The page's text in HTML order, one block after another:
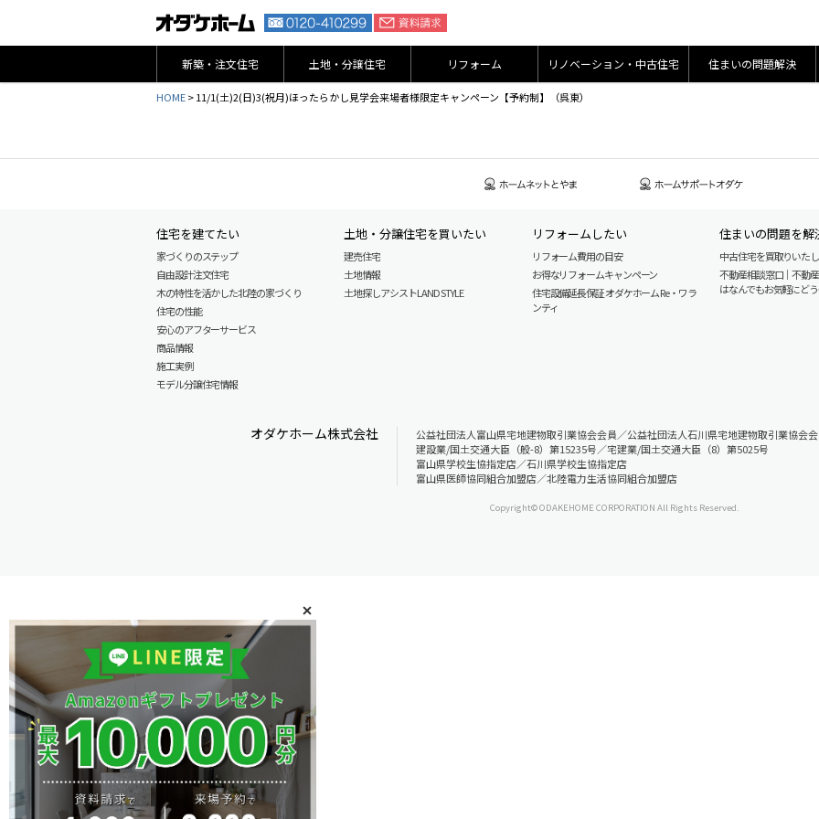
新築・注文住宅 土地・分譲住宅 リフォーム リノベーション・中古住宅 住まいの問題解決
HOME>11/1(土)2(日)3(祝月)ほったらかし見学会来場者様限定キャンペーン【予約制】（呉東）
住宅を建てたい
家づくりのステップ
自由設計注文住宅
木の特性を活かした北陸の家づくり
住宅の性能
安心のアフターサービス
商品情報
施工実例
モデル分譲住宅情報
土地・分譲住宅を買いたい
建売住宅
土地情報
土地探しアシスト LAND STYLE
リフォームしたい
リフォーム費用の目安
お得なリフォームキャンペーン
住宅設備延長保証 オダケホーム Re・ワラ
ンティ
住まいの問題を解
中古住宅を買取りいた
不動産相談窓口｜不動
はなんでもお気軽にどう
オダケホーム株式会社
公益社団法人富山県宅地建物取引業協会会員／公益社団法人石川県宅地建物取引業協会
建設業/国土交通大臣（般-8）第15235号／宅建業/国土交通大臣（8）第5025号
富山県学校生協指定店／石川県学校生協指定店
富山県医師協同組合加盟店／北陸電力生活協同組合加盟店
Copyright© ODAKEHOME CORPORATION All Rights Reserved.